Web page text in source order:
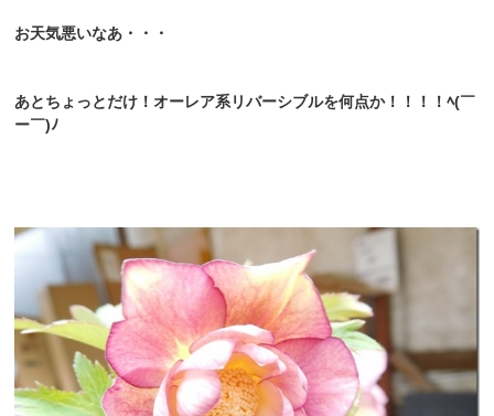
お天気悪いなあ・・・
あとちょっとだけ！オーレア系リバーシブルを何点か！！！！ﾍ(￣
ー￣)ﾉ